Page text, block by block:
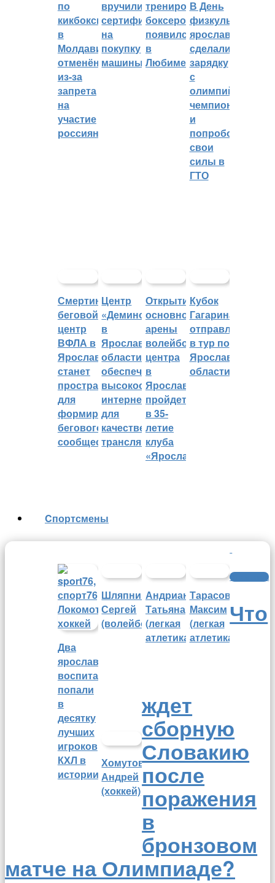
по
кикбоксингу
в
Молдавии
отменён
из-за
запрета
на
участие
россиян
вручили
сертификат
на
покупку
машины
тренировок
боксеров
появился
в
Любиме
В День
физкультурника
ярославцы
сделали
зарядку
с
олимпийским
чемпионом
и
попробовали
свои
силы в
ГТО
Смертин:
беговой
центр
ВФЛА в
Ярославле
станет
пространством
для
формирования
бегового
сообщества
Центр
«Демино»
в
Ярославской
области
обеспечивают
высокоскоростным
интернетом
для
качественных
трансляций
Открытие
основной
арены
волейбольного
центра
в
Ярославле
пройдет
в 35-
летие
клуба
«Ярославич»
Кубок
Гагарина
отправляется
в тур по
Ярославской
области
Cпортсмены
Два
ярославских
воспитанника
попали
в
десятку
лучших
игроков
КХЛ в
истории
Шляпников
Сергей
(волейбол)
Андрианова
Татьяна
(легкая
атлетика)
Тарасов
Максим
(легкая
атлетика)
Хомутов
Андрей
(хоккей)
Олимпиада
Что
ждет
сборную
Словакию
после
поражения
в
бронзовом
матче на Олимпиаде?